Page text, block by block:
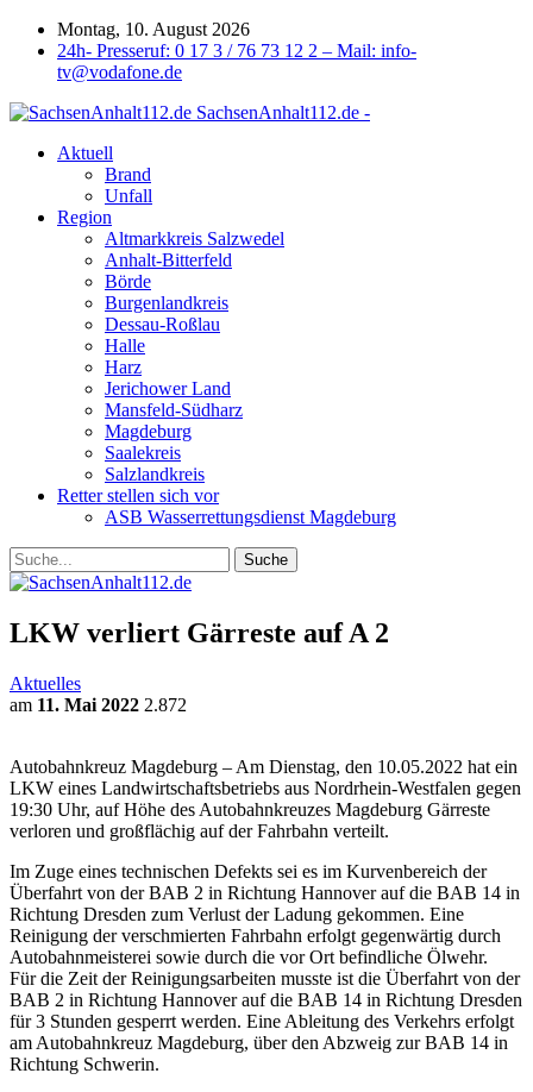
Montag, 10. August 2026
24h- Presseruf: 0 17 3 / 76 73 12 2 – Mail: info-
tv@vodafone.de
SachsenAnhalt112.de -
Aktuell
Brand
Unfall
Region
Altmarkkreis Salzwedel
Anhalt-Bitterfeld
Börde
Burgenlandkreis
Dessau-Roßlau
Halle
Harz
Jerichower Land
Mansfeld-Südharz
Magdeburg
Saalekreis
Salzlandkreis
Retter stellen sich vor
ASB Wasserrettungsdienst Magdeburg
LKW verliert Gärreste auf A 2
Aktuelles
am 11. Mai 2022 2.872
Autobahnkreuz Magdeburg – Am Dienstag, den 10.05.2022 hat ein
LKW eines Landwirtschaftsbetriebs aus Nordrhein-Westfalen gegen
19:30 Uhr, auf Höhe des Autobahnkreuzes Magdeburg Gärreste
verloren und großflächig auf der Fahrbahn verteilt.
Im Zuge eines technischen Defekts sei es im Kurvenbereich der
Überfahrt von der BAB 2 in Richtung Hannover auf die BAB 14 in
Richtung Dresden zum Verlust der Ladung gekommen. Eine
Reinigung der verschmierten Fahrbahn erfolgt gegenwärtig durch
Autobahnmeisterei sowie durch die vor Ort befindliche Ölwehr.
Für die Zeit der Reinigungsarbeiten musste ist die Überfahrt von der
BAB 2 in Richtung Hannover auf die BAB 14 in Richtung Dresden
für 3 Stunden gesperrt werden. Eine Ableitung des Verkehrs erfolgt
am Autobahnkreuz Magdeburg, über den Abzweig zur BAB 14 in
Richtung Schwerin.